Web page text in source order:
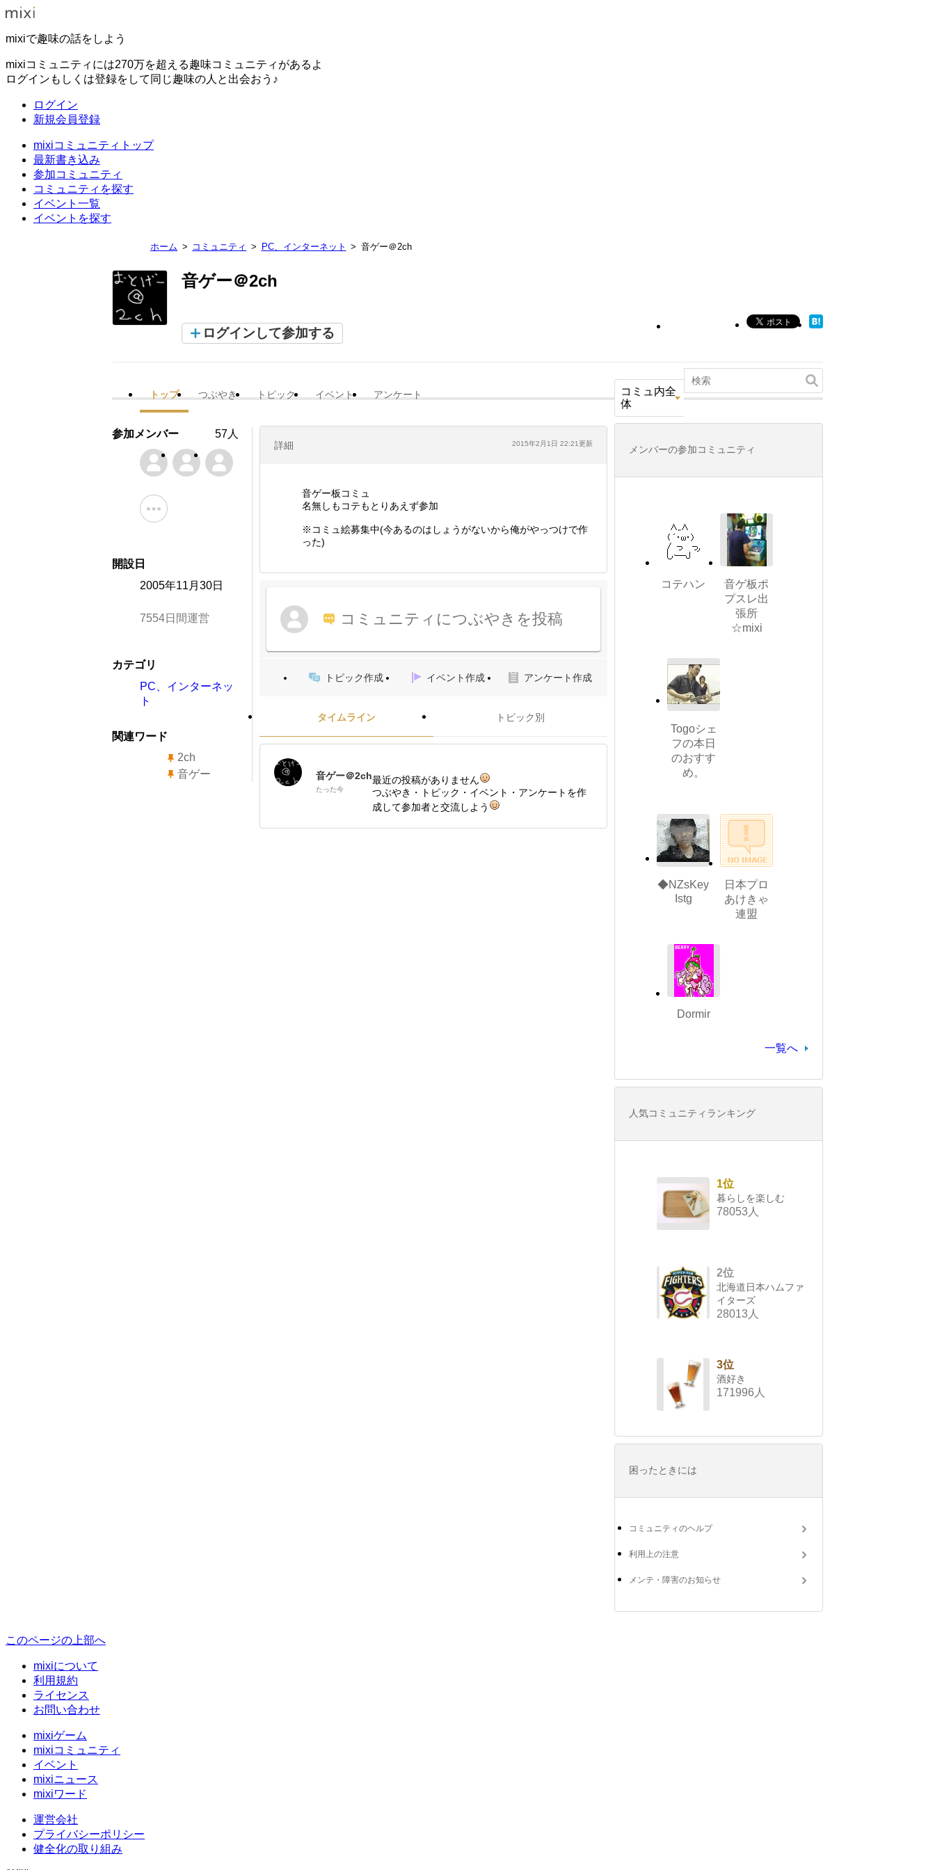
mixiで趣味の話をしよう
mixiコミュニティには270万を超える趣味コミュニティがあるよ
ログインもしくは登録をして同じ趣味の人と出会おう♪
ログイン
新規会員登録
mixiコミュニティトップ
最新書き込み
参加コミュニティ
コミュニティを探す
イベント一覧
イベントを探す
ホーム コミュニティ PC、インターネット 音ゲー＠2ch
音ゲー＠2ch
ログインして参加する
トップ つぶやき トピック イベント アンケート
コミュ内全
体
詳細 2015年2月1日 22:21更新
音ゲー板コミュ
名無しもコテもとりあえず参加
※コミュ絵募集中(今あるのはしょうがないから俺がやっつけで作
った)
コミュニティにつぶやきを投稿
トピック作成 イベント作成 アンケート作成
タイムライン トピック別
音ゲー＠2ch
たった今
最近の投稿がありません
つぶやき・トピック・イベント・アンケートを作
成して参加者と交流しよう
参加メンバー 57人
開設日
2005年11月30日
7554日間運営
カテゴリ
PC、インターネッ
ト
関連ワード
2ch
音ゲー
メンバーの参加コミュニティ
コテハン
音ゲ板ポ
プスレ出
張所
☆mixi
Togoシェ
フの本日
のおすす
め。
◆NZsKey
Istg
日本プロ
あけきゃ
連盟
Dormir
一覧へ
人気コミュニティランキング
1位
暮らしを楽しむ
78053人
2位
北海道日本ハムファ
イターズ
28013人
3位
酒好き
171996人
困ったときには
コミュニティのヘルプ
利用上の注意
メンテ・障害のお知らせ
このページの上部へ
mixiについて
利用規約
ライセンス
お問い合わせ
mixiゲーム
mixiコミュニティ
イベント
mixiニュース
mixiワード
運営会社
プライバシーポリシー
健全化の取り組み